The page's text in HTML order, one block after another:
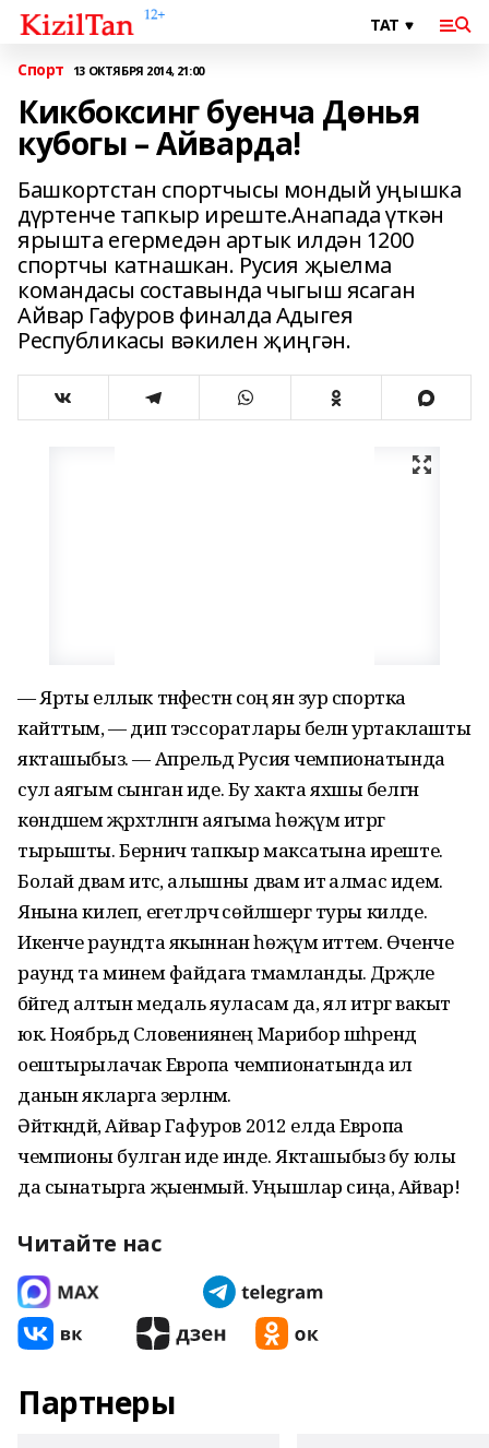
Спорт 13 ОКТЯБРЯ 2014, 21:00
Кикбоксинг буенча Дөнья
кубогы – Айварда!
Башкортстан спортчысы мондый уңышка
дүртенче тапкыр иреште.Анапада үткән
ярышта егермедән артык илдән 1200
спортчы катнашкан. Русия җыелма
командасы составында чыгыш ясаган
Айвар Гафуров финалда Адыгея
Республикасы вәкилен җиңгән.
— Ярты еллык тәнәфестән соң янә зур спортка
кайттым, — дип тәэссоратлары белән уртаклашты
якташыбыз. — Апрельдә Русия чемпионатында
сул аягым сынган иде. Бу хакта яхшы белгән
көндәшем җәрәхәтләнгән аягыма һөҗүм итәргә
тырышты. Берничә тапкыр максатына иреште.
Болай дәвам итсә, алышны дәвам итә алмас идем.
Янына килеп, егетләрчә сөйләшергә туры килде.
Икенче раундта якыннан һөҗүм иттем. Өченче
раунд та минем файдага тәмамланды. Дәрәҗәле
бәйгедә алтын медаль яуласам да, ял итәргә вакыт
юк. Ноябрьдә Слове­ниянең Марибор шәһәрендә
оештырылачак Европа чемпионатында ил
данын якларга әзерләнәм.
Әйткәндәй, Айвар Гафуров 2012 елда Европа
чемпионы булган иде инде. Якташыбыз бу юлы
да сынатырга җыенмый. Уңышлар сиңа, Айвар!
Читайте нас
Партнеры